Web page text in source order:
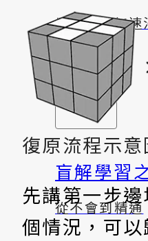
最有效的加速
盲解學習
從不會到精通
復原流程示意
先講第一步
個情況，可